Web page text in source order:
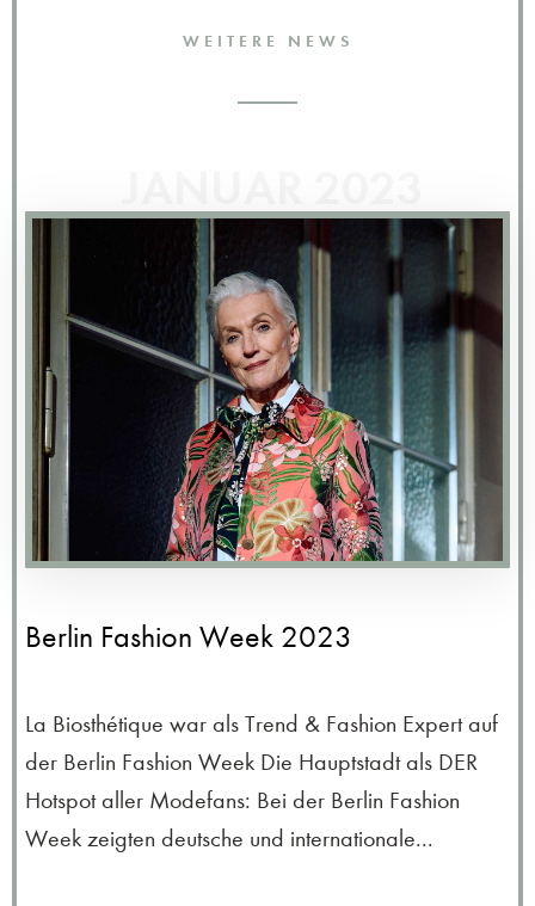
WEITERE NEWS
Berlin Fashion Week 2023
La Biosthétique war als Trend & Fashion Expert auf
der Berlin Fashion Week Die Hauptstadt als DER
Hotspot aller Modefans: Bei der Berlin Fashion
Week zeigten deutsche und internationale...